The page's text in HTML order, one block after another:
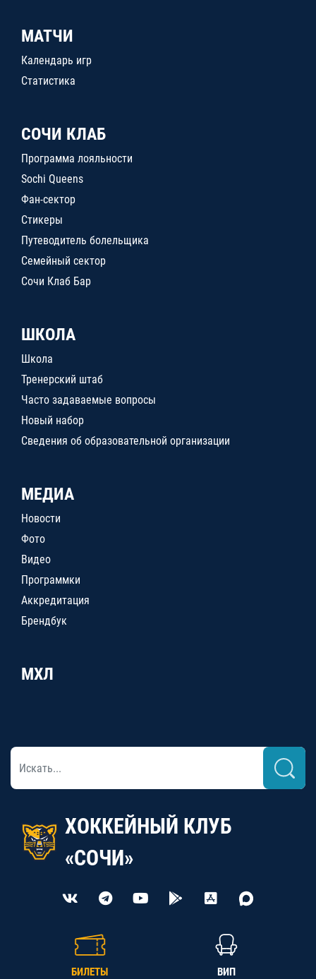
МАТЧИ
Календарь игр
Статистика
СОЧИ КЛАБ
Программа лояльности
Sochi Queens
Фан-сектор
Стикеры
Путеводитель болельщика
Семейный сектор
Сочи Клаб Бар
ШКОЛА
Школа
Тренерский штаб
Часто задаваемые вопросы
Новый набор
Сведения об образовательной организации
МЕДИА
Новости
Фото
Видео
Программки
Аккредитация
Брендбук
МХЛ
ХОККЕЙНЫЙ КЛУБ
«СОЧИ»
БИЛЕТЫ ВИП